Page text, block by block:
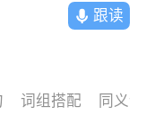
跟读
词组搭配 同义词